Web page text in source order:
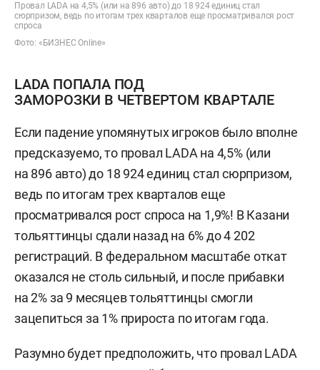
Провал LADA на 4,5% (или на 896 авто) до 18 924 единиц стал
сюрпризом, ведь по итогам трех кварталов еще просматривался рост
спроса
Фото: «БИЗНЕС Online»
LADA ПОПАЛА ПОД
ЗАМОРОЗКИ В ЧЕТВЕРТОМ КВАРТАЛЕ
Если падение упомянутых игроков было вполне
предсказуемо, то провал LADA на 4,5% (или
на 896 авто) до 18 924 единиц стал сюрпризом,
ведь по итогам трех кварталов еще
просматривался рост спроса на 1,9%! В Казани
тольяттинцы сдали назад на 6% до 4 202
регистраций. В федеральном масштабе откат
оказался не столь сильный, и после прибавки
на 2% за 9 месяцев тольяттинцы смогли
зацепиться за 1% прироста по итогам года.
Разумно будет предположить, что провал LADA